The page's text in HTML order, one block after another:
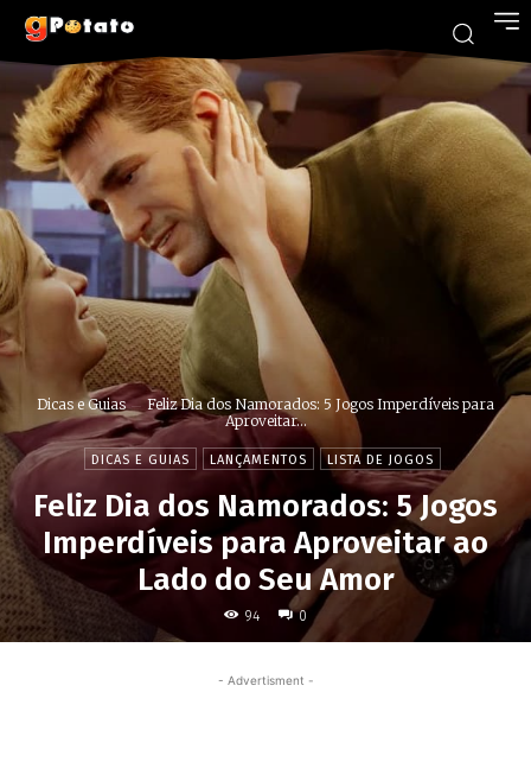
Dicas e Guias
Feliz Dia dos Namorados: 5 Jogos Imperdíveis para
Aproveitar...
DICAS E GUIAS LANÇAMENTOS LISTA DE JOGOS
Feliz Dia dos Namorados: 5 Jogos
Imperdíveis para Aproveitar ao
Lado do Seu Amor
94 0
- Advertisment -